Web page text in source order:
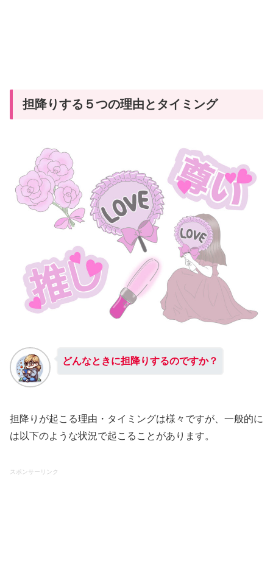
担降りする５つの理由とタイミング
どんなときに担降りするのですか？
担降りが起こる理由・タイミングは様々ですが、一般的に
は以下のような状況で起こることがあります。
スポンサーリンク